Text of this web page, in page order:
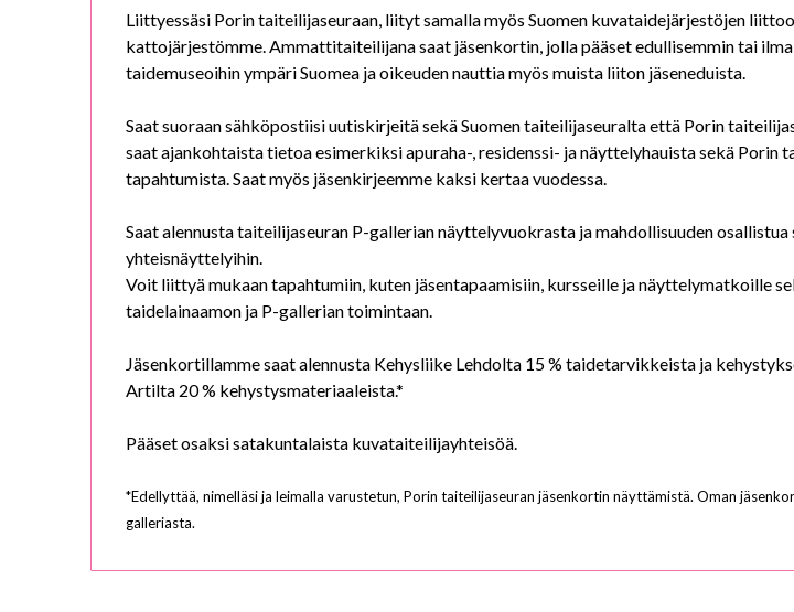
Liittyessäsi Porin taiteilijaseuraan, liityt samalla myös Suomen kuvataidejärjestöjen
kattojärjestömme. Ammattitaiteilijana saat jäsenkortin, jolla pääset edullisemmin tai
taidemuseoihin ympäri Suomea ja oikeuden nauttia myös muista liiton jäseneduista.
Saat suoraan sähköpostiisi uutiskirjeitä sekä Suomen taiteilijaseuralta että Porin
saat ajankohtaista tietoa esimerkiksi apuraha-, residenssi- ja näyttelyhauista sekä Porin
tapahtumista. Saat myös jäsenkirjeemme kaksi kertaa vuodessa.
Saat alennusta taiteilijaseuran P-gallerian näyttelyvuokrasta ja mahdollisuuden osallistua
yhteisnäyttelyihin.
Voit liittyä mukaan tapahtumiin, kuten jäsentapaamisiin, kursseille ja näyttelymatkoille
taidelainaamon ja P-gallerian toimintaan.
Jäsenkortillamme saat alennusta Kehysliike Lehdolta 15 % taidetarvikkeista ja
Artilta 20 % kehystysmateriaaleista.*
Pääset osaksi satakuntalaista kuvataiteilijayhteisöä.
*Edellyttää, nimelläsi ja leimalla varustetun, Porin taiteilijaseuran jäsenkortin näyttämistä. Oman
galleriasta.